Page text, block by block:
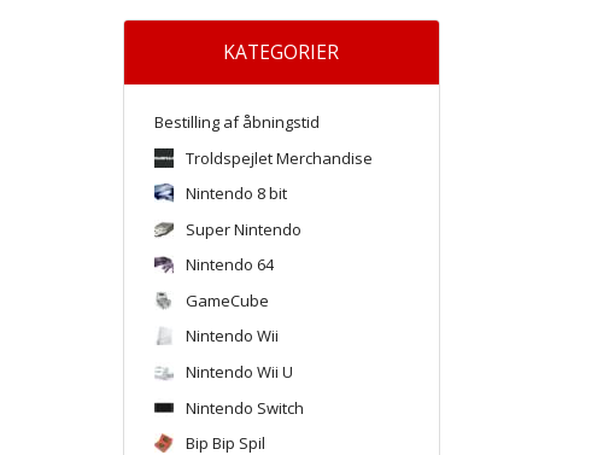
KATEGORIER
Bestilling af åbningstid
Troldspejlet Merchandise
Nintendo 8 bit
Super Nintendo
Nintendo 64
GameCube
Nintendo Wii
Nintendo Wii U
Nintendo Switch
Bip Bip Spil